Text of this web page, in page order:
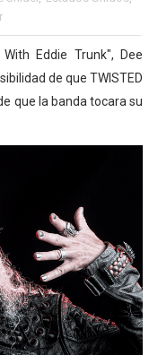
Eddie Trunk", Dee
de que TWISTED
que la banda tocara su